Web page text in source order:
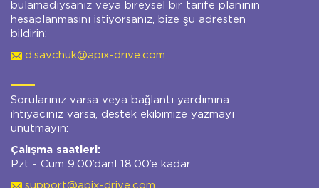
bulamadıysanız veya bireysel bir tarife planının
hesaplanmasını istiyorsanız, bize şu adresten
bildirin:
d.savchuk@apix-drive.com
Sorularınız varsa veya bağlantı yardımına
ihtiyacınız varsa, destek ekibimize yazmayı
unutmayın:
Çalışma saatleri:
Pzt - Cum 9:00’danl 18:00’e kadar
support@apix-drive.com